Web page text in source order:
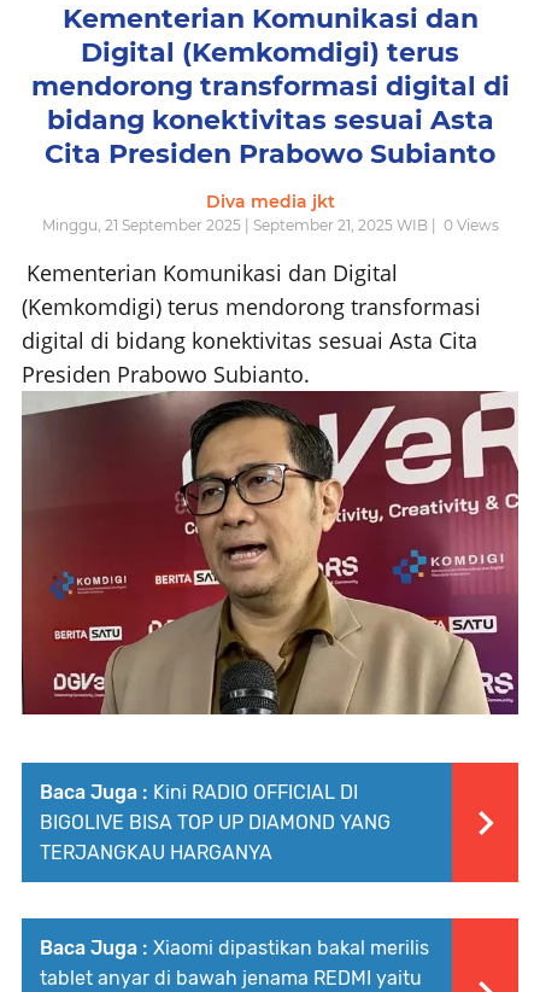
Kementerian Komunikasi dan
Digital (Kemkomdigi) terus
mendorong transformasi digital di
bidang konektivitas sesuai Asta
Cita Presiden Prabowo Subianto
Diva media jkt
Minggu, 21 September 2025 | September 21, 2025 WIB | 0Views
Kementerian Komunikasi dan Digital
(Kemkomdigi) terus mendorong transformasi
digital di bidang konektivitas sesuai Asta Cita
Presiden Prabowo Subianto.
Baca Juga : Kini RADIO OFFICIAL DI
BIGOLIVE BISA TOP UP DIAMOND YANG
TERJANGKAU HARGANYA
Baca Juga : Xiaomi dipastikan bakal merilis
tablet anyar di bawah jenama REDMI yaitu